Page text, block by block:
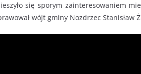
się sporym zainteresowaniem
wójt gminy Nozdrzec Stanisław